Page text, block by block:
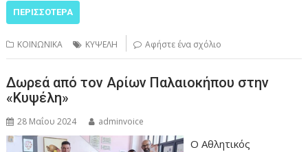
ΠΕΡΙΣΣΌΤΕΡΑ
ΚΟΙΝΩΝΙΚΑ ΚΥΨΕΛΗ Αφήστε ένα σχόλιο
Δωρεά από τον Αρίων Παλαιοκήπου στην
«Κυψέλη»
28 Μαΐου 2024 adminvoice
Ο Αθλητικός